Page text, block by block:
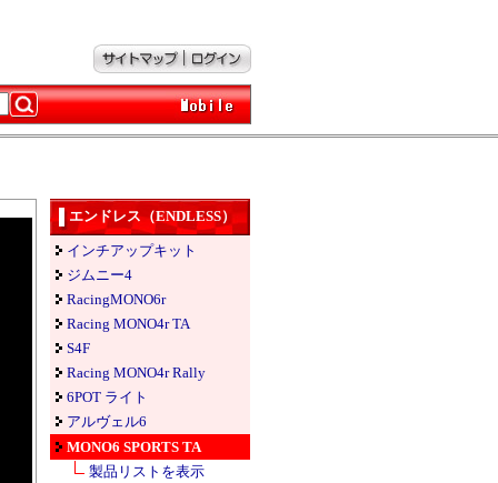
エンドレス（ENDLESS）
インチアップキット
ジムニー4
RacingMONO6r
Racing MONO4r TA
S4F
Racing MONO4r Rally
6POT ライト
アルヴェル6
MONO6 SPORTS TA
製品リストを表示